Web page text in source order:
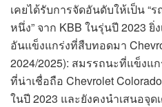
เคยได้รับการจัดอันดับให้เป็น “
หนึ่ง” จาก KBB ในรุ่นปี 2023
อันแข็งแกร่งที่สืบทอดมา
2024/2025): สมรรถนะที่แข็ง
ที่น่าเชื่อถือ Chevrolet
ในปี 2023 และยังคงนำเสนอจุ